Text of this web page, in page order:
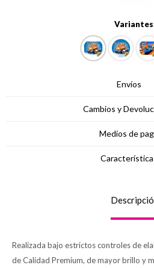
Envíos
Cambios y
Medios de
Realizada bajo estrictos controles de
de Calidad Premium, de mayor brillo y